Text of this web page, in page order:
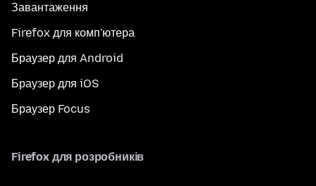
Завантаження
Firefox для комп'ютера
Браузер для Android
Браузер для iOS
Браузер Focus
Firefox для розробників